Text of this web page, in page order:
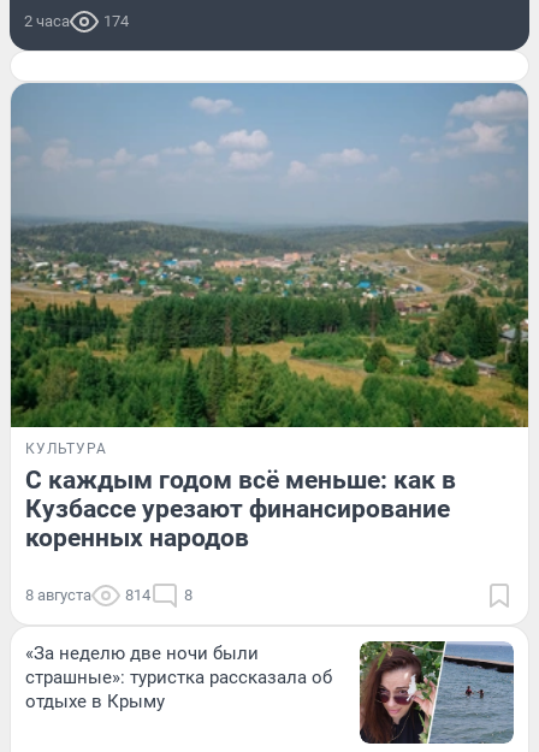
2 часа 174
КУЛЬТУРА
С каждым годом всё меньше: как в
Кузбассе урезают финансирование
коренных народов
8 августа 814 8
«За неделю две ночи были
страшные»: туристка рассказала об
отдыхе в Крыму